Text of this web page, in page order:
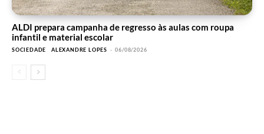
ALDI prepara campanha de regresso às aulas com roupa
infantil e material escolar
SOCIEDADE ALEXANDRE LOPES - 06/08/2026